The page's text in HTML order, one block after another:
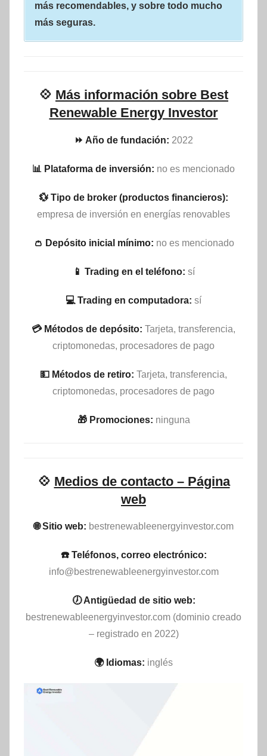
más recomendables, y sobre todo mucho
más seguras.
💠 Más información sobre Best
Renewable Energy Investor
⏩ Año de fundación: 2022
📊 Plataforma de inversión: no es mencionado
💱 Tipo de broker (productos financieros):
empresa de inversión en energías renovables
👛 Depósito inicial mínimo: no es mencionado
📱 Trading en el teléfono: sí
💻 Trading en computadora: sí
💳 Métodos de depósito: Tarjeta, transferencia,
criptomonedas, procesadores de pago
💵​ Métodos de retiro: Tarjeta, transferencia,
criptomonedas, procesadores de pago
🎁 Promociones: ninguna
💠 Medios de contacto – Página
web
🌐 Sitio web: bestrenewableenergyinvestor.com
☎️ Teléfonos, correo electrónico:
info@bestrenewableenergyinvestor.com
🕖 Antigüedad de sitio web:
bestrenewableenergyinvestor.com (dominio creado
– registrado en 2022)
🌍 Idiomas: inglés